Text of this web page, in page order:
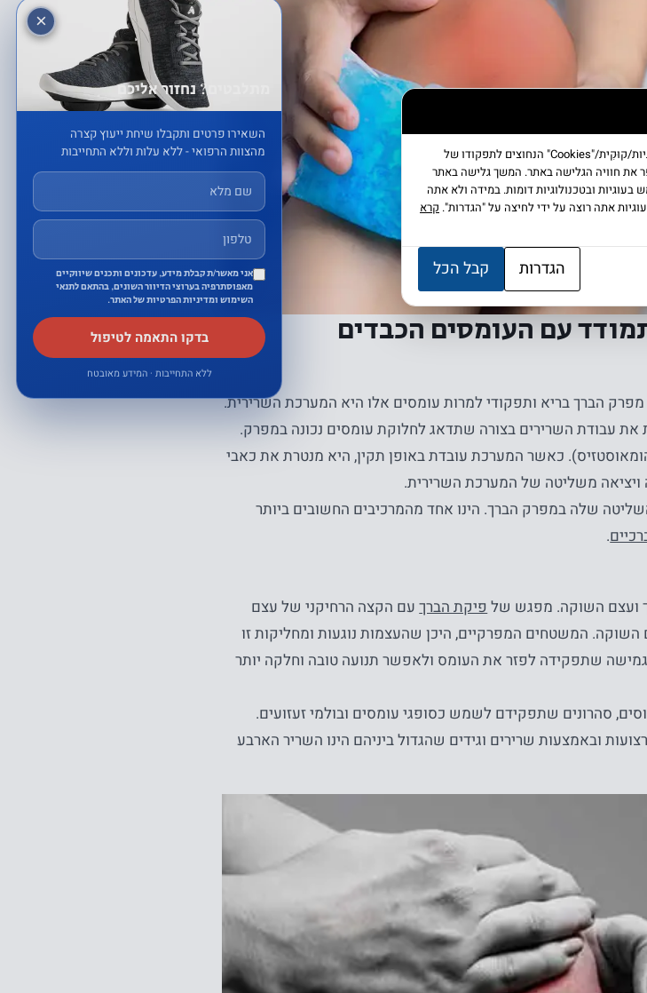
עם העומסים הכבדים
הברך בריא ותפקודי למרות עומסים אלו היא המערכת השרירית.
את עבודת השרירים בצורה שתדאג לחלוקת עומסים נכונה במפרק.
כאשר המערכת עובדת באופן תקין, היא מנטרת את כאבי
ויציאה משליטה של המערכת השרירית.
שלה במפרק הברך. הינו אחד מהמרכיבים החשובים ביותר
.
ועצם השוקה. מפגש של פיקת הברךעם הקצה הרחיקני של עצם
המשטחים המפרקיים, היכן שהעצמות נוגעות ומחליקות זו
שתפקידה לפזר את העומס ולאפשר תנועה טובה וחלקה יותר
סהרונים שתפקידם לשמש כסופגי עומסים ובולמי זעזועים.
ובאמצעות שרירים וגידים שהגדול ביניהם הינו השריר הארבע
אתר זה משתמש בקובצי עוגיות/קוּקִית/"Cookies" הנחוצים לתפקודו של
את חוויה הגלישה באתר. המשך גלישה באתר
ובטכנולוגיות דומות. במידה ולא אתה
אתה רוצה על ידי לחיצה על "הגדרות". קרא
הגדרות קבל הכל
עוגיות אלו
אינן
אופציונליות.
הם נחוצים
כדי שהאתר
×
מתלבטים? נחזור אליכם
השאירו פרטים ותקבלו שיחת ייעוץ קצרה
מהצוות הרפואי - ללא עלות וללא התחייבות
אני מאשר/ת קבלת מידע, עדכונים ותכנים שיווקיים
מאפוסתרפיה בערוצי הדיוור השונים, בהתאם לתנאי
השימוש ומדיניות הפרטיות של האתר.
בדקו התאמה לטיפול
ללא התחייבות · המידע מאובטח